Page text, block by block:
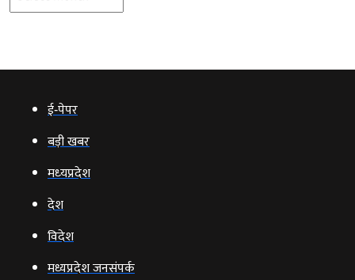
ई‑पेपर
बड़ी खबर
मध्‍यप्रदेश
देश
विदेश
मध्यप्रदेश जनसंपर्क